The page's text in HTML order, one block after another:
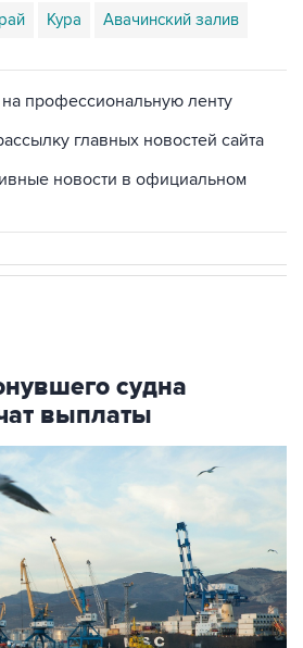
Кура Авачинский залив
на профессиональную ленту
главных новостей сайта
новости в официальном
судна
выплаты